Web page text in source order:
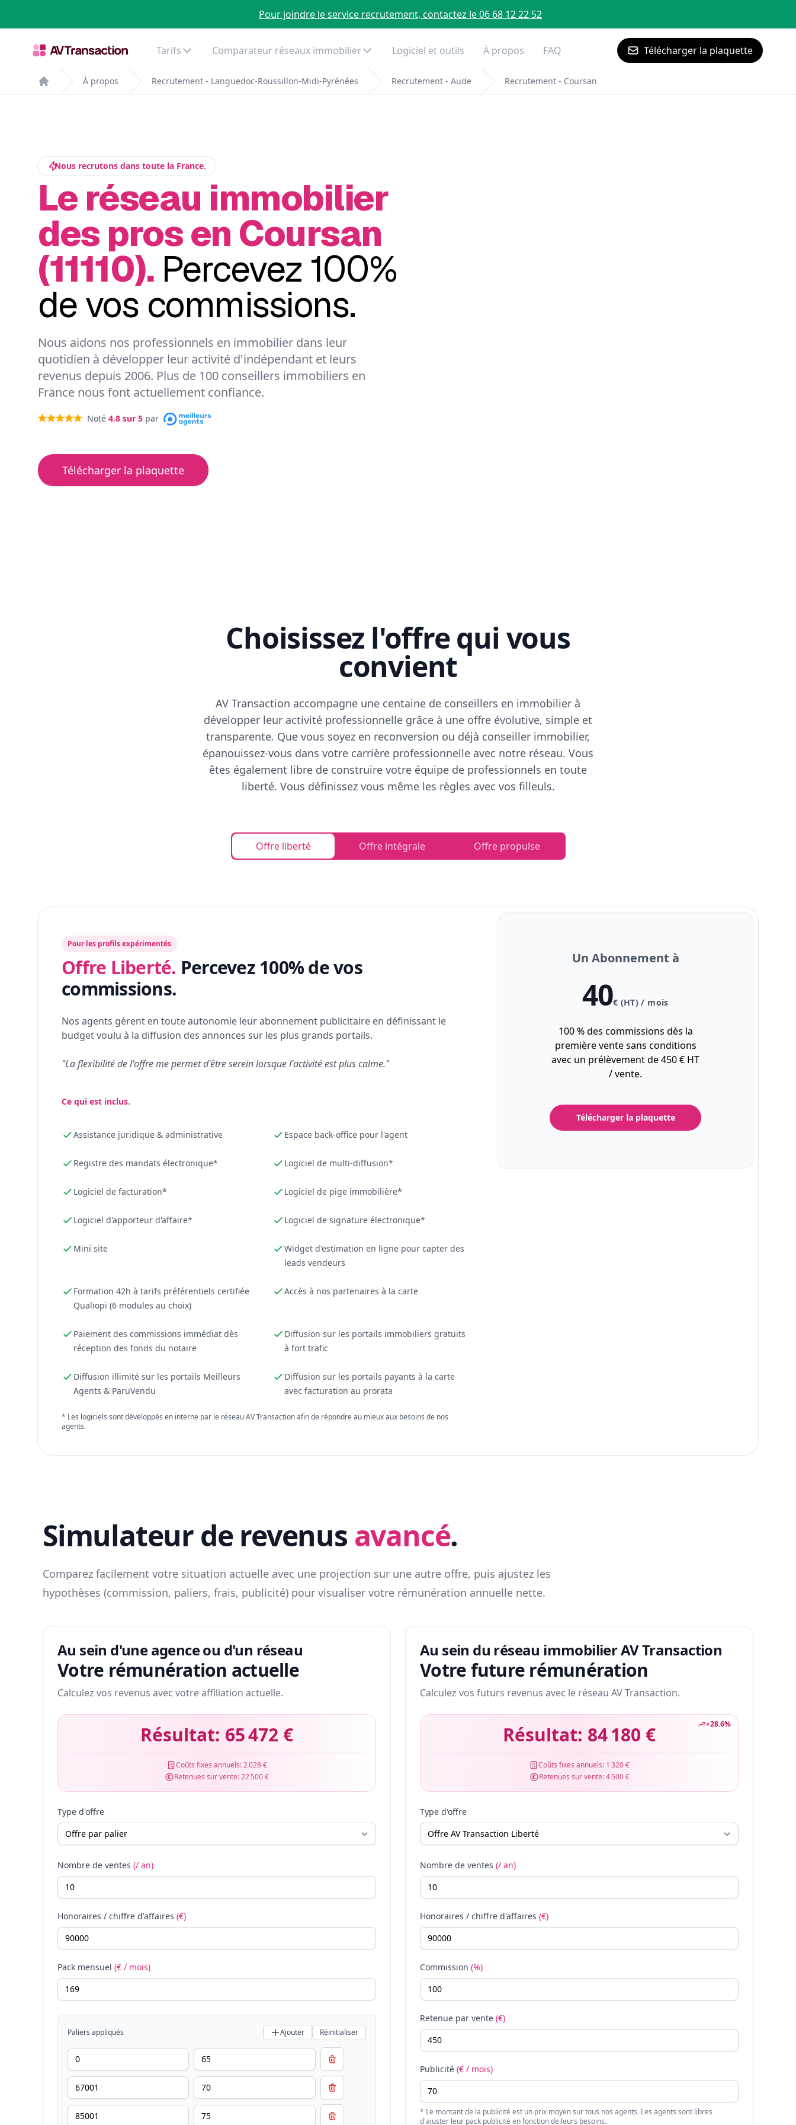
Pour joindre le service recrutement, contactez le 06 68 12 22 52
Tarifs Comparateur réseaux immobilier Logiciel et outils À propos FAQ Télécharger la plaquette
Home
À propos Recrutement - Languedoc-Roussillon-Midi-Pyrénées Recrutement - Aude Recrutement - Coursan
Nous recrutons dans toute la France.
Le réseau immobilier
des pros en Coursan
(11110). Percevez 100%
de vos commissions.
Nous aidons nos professionnels en immobilier dans leur
quotidien à développer leur activité d'indépendant et leurs
revenus depuis 2006. Plus de 100 conseillers immobiliers en
France nous font actuellement confiance.
Noté 4.8 sur 5 par
Télécharger la plaquette
Choisissez l'offre qui vous
convient
AV Transaction accompagne une centaine de conseillers en immobilier à
développer leur activité professionnelle grâce à une offre évolutive, simple et
transparente. Que vous soyez en reconversion ou déjà conseiller immobilier,
épanouissez-vous dans votre carrière professionnelle avec notre réseau. Vous
êtes également libre de construire votre équipe de professionnels en toute
liberté. Vous définissez vous même les règles avec vos filleuls.
Offre liberté Offre intégrale Offre propulse
Pour les profils expérimentés
Offre Liberté. Percevez 100% de vos
commissions.
Nos agents gèrent en toute autonomie leur abonnement publicitaire en définissant le
budget voulu à la diffusion des annonces sur les plus grands portails.
"La flexibilité de l'offre me permet d'être serein lorsque l'activité est plus calme."
Ce qui est inclus.
Assistance juridique & administrative Espace back-office pour l'agent
Registre des mandats électronique* Logiciel de multi-diffusion*
Logiciel de facturation* Logiciel de pige immobilière*
Logiciel d'apporteur d'affaire* Logiciel de signature électronique*
Mini site
Widget d'estimation en ligne pour capter des
leads vendeurs
Formation 42h à tarifs préférentiels certifiée
Qualiopi (6 modules au choix)
Accès à nos partenaires à la carte
Paiement des commissions immédiat dès
réception des fonds du notaire
Diffusion sur les portails immobiliers gratuits
à fort trafic
Diffusion illimité sur les portails Meilleurs
Agents & ParuVendu
Diffusion sur les portails payants à la carte
avec facturation au prorata
* Les logiciels sont développés en interne par le réseau AV Transaction afin de répondre au mieux aux besoins de nos
agents.
Un Abonnement à
40€ (HT) / mois
100 % des commissions dès la
première vente sans conditions
avec un prélèvement de 450 € HT
/ vente.
Télécharger la plaquette
Simulateur de revenus avancé.
Comparez facilement votre situation actuelle avec une projection sur une autre offre, puis ajustez les
hypothèses (commission, paliers, frais, publicité) pour visualiser votre rémunération annuelle nette.
Au sein d'une agence ou d'un réseau
Votre rémunération actuelle
Calculez vos revenus avec votre affiliation actuelle.
Résultat: 65 472 €
Coûts fixes annuels:2 028 €
Retenues sur vente:22 500 €
Type d'offre
Nombre de ventes (/ an)
Honoraires / chiffre d'affaires (€)
Pack mensuel (€ / mois)
Paliers appliqués Ajouter Réinitialiser
Au sein du réseau immobilier AV Transaction
Votre future rémunération
Calculez vos futurs revenus avec le réseau AV Transaction.
+28.6%
Résultat: 84 180 €
Coûts fixes annuels: 1 320 €
Retenues sur vente:4 500 €
Type d'offre
Nombre de ventes (/ an)
Honoraires / chiffre d'affaires (€)
Commission (%)
Retenue par vente (€)
Publicité (€ / mois)
* Le montant de la publicité est un prix moyen sur tous nos agents. Les agents sont libres
d'ajuster leur pack publicité en fonction de leurs besoins.